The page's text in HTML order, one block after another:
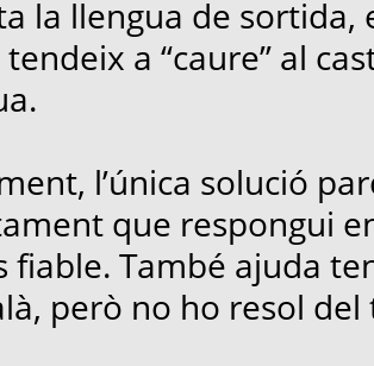
la llengua de
tendeix a “caure” al
l’única solució
que respongui
fiable. També ajuda
però no ho resol del